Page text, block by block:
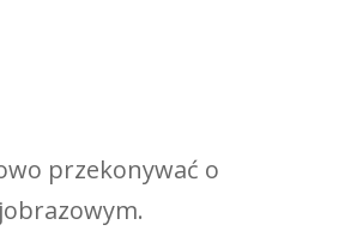
przekonywać o